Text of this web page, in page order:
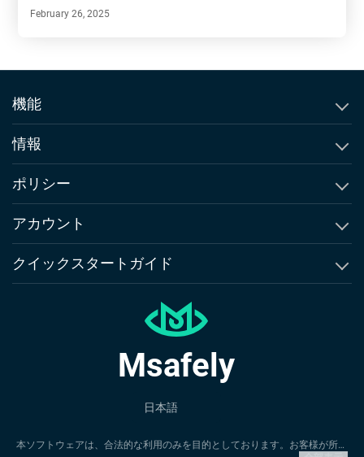
February 26, 2025
機能
通話履歴確認
SMSトラッカー
GPSジオフェンシング
Snapchatトラッカー
情報
Msafelyについて
Msafelyのニュースルーム
ポリシー
EULA
返金ポリシー
プライバシーポリシー
アカウント
アカウントの作成
クイックスタートガイド
MsafelyのレビューMsafely
日本語
本ソフトウェアは、合法的な利用のみを目的としております。お客様が所有